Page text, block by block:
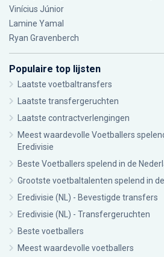
Vinícius Júnior
Lamine Yamal
Ryan Gravenberch
Populaire top lijsten
Laatste voetbaltransfers
Laatste transfergeruchten
Laatste contractverlengingen
Meest waardevolle Voetballers
Eredivisie
Beste Voetballers spelend in de
Grootste voetbaltalenten spelend in
Eredivisie (NL) - Bevestigde transfers
Eredivisie (NL) - Transfergeruchten
Beste voetballers
Meest waardevolle voetballers